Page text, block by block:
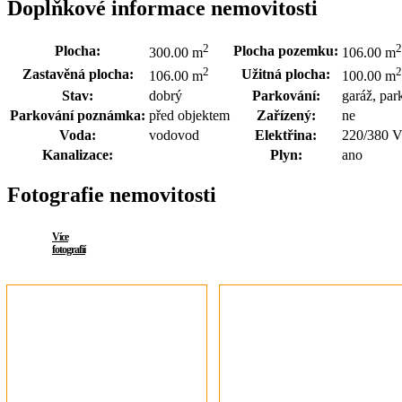
Doplňkové informace nemovitosti
Plocha: 300.00 m2 Plocha pozemku: 106.00 m2
Zastavěná plocha: 106.00 m2 Užitná plocha: 100.00 m2
Stav: dobrý Parkování:
garáž,
Parkování poznámka: před objektem Zařízený:
ne
Voda:
vodovod Elektřina:
220/380 V
Kanalizace:
Plyn: ano
Fotografie nemovitosti
Více
fotografií